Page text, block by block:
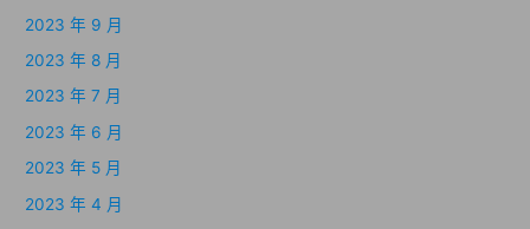
2023 年 9 月
2023 年 8 月
2023 年 7 月
2023 年 6 月
2023 年 5 月
2023 年 4 月